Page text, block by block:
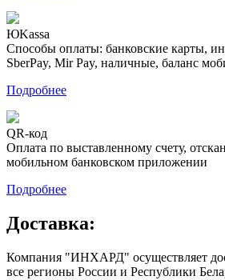
ЮKassa
Способы оплаты: банковские карты,
SberPay, Mir Pay, наличные, баланс
Подробнее
QR-код
Оплата по выставленному счету,
мобильном банковском приложении
Подробнее
Доставка:
Компания "ИНХАРД" осуществляет
все регионы России и Республики